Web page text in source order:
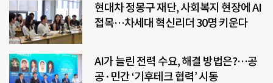
현대차 정몽구 재단, 사회복지 현장에 AI
접목…차세대 혁신리더 30명 키운다
AI가 늘린 전력 수요, 해결 방법은?…공
공·민간 ‘기후테크 협력’ 시동